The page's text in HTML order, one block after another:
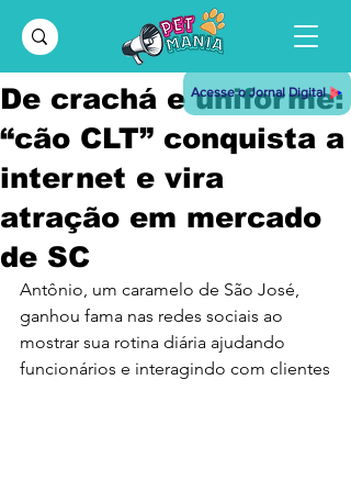
Acesse o Jornal Digital
De crachá e uniforme:
“cão CLT” conquista a
internet e vira
atração em mercado
de SC
Antônio, um caramelo de São José,
ganhou fama nas redes sociais ao
mostrar sua rotina diária ajudando
funcionários e interagindo com clientes